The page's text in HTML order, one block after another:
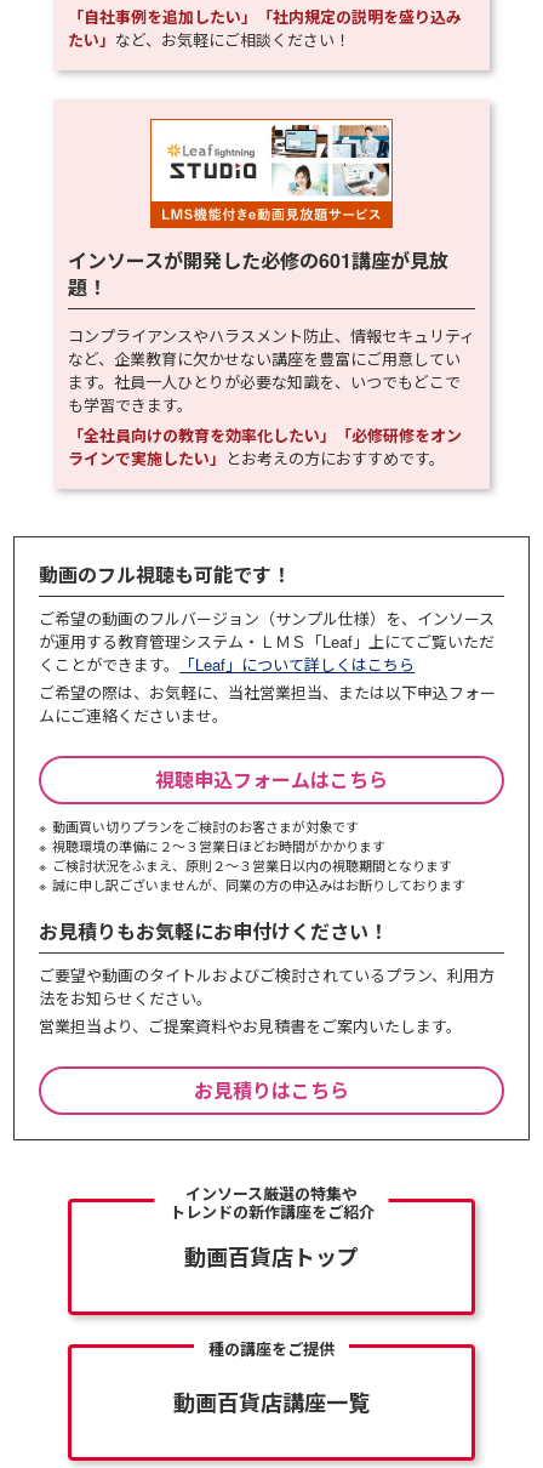
「自社事例を追加したい」「社内規定の説明を盛り込み
たい」 など、お気軽にご相談ください！
インソースが開発した必修の601講座が見放
題！
コンプライアンスやハラスメント防止、情報セキュリティ
など、企業教育に欠かせない講座を豊富にご用意してい
ます。社員一人ひとりが必要な知識を、いつでもどこで
も学習できます。
「全社員向けの教育を効率化したい」「必修研修をオン
ラインで実施したい」 とお考えの方におすすめです。
動画のフル視聴も可能です！
ご希望の動画のフルバージョン（サンプル仕様）を、インソース
が運用する教育管理システム・ＬＭＳ「Leaf」上にてご覧いただ
くことができます。
「Leaf」について詳しくはこちら
ご希望の際は、お気軽に、当社営業担当、または以下申込フォー
ムにご連絡くださいませ。
視聴申込フォームはこちら
動画買い切りプランをご検討のお客さまが対象です
視聴環境の準備に２～３営業日ほどお時間がかかります
ご検討状況をふまえ、原則２～３営業⽇以内の視聴期間となります
誠に申し訳ございませんが、同業の⽅の申込みはお断りしております
お見積りもお気軽にお申付けください！
ご要望や動画のタイトルおよびご検討されているプラン、利⽤⽅
法をお知らせください。
営業担当より、ご提案資料やお⾒積書をご案内いたします。
お見積りはこちら
インソース厳選の特集や
トレンドの新作講座をご紹介
動画百貨店トップ
種の講座をご提供
動画百貨店講座一覧